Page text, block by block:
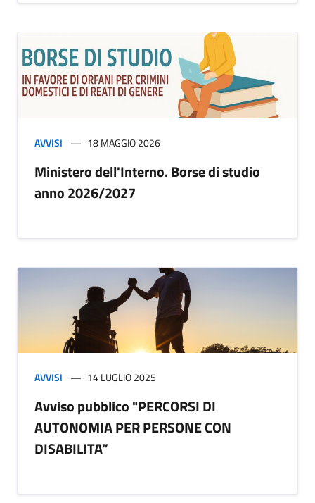
AVVISI 18 MAGGIO 2026
Ministero dell'Interno. Borse di studio
anno 2026/2027
AVVISI 14 LUGLIO 2025
Avviso pubblico "PERCORSI DI
AUTONOMIA PER PERSONE CON
DISABILITA”